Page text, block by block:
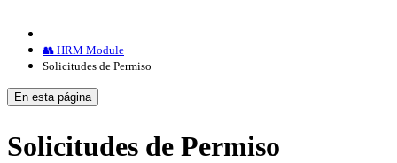
👥 HRM Module
Solicitudes de Permiso
En esta página
Solicitudes de Permiso